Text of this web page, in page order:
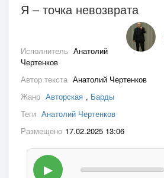
Я – точка невозврата
Исполнитель Анатолий
Чертенков
Автор текста Анатолий Чертенков
Жанр Авторская , Барды
Теги Анатолий Чертенков
Размещено 17.02.2025 13:06
▶